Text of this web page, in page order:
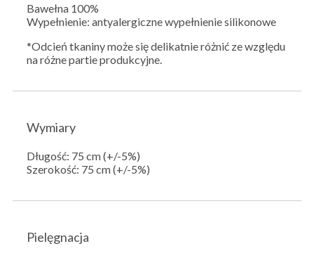
Bawełna 100%
Wypełnienie: antyalergiczne wypełnienie silikonowe
*Odcień tkaniny może się delikatnie różnić ze względu
na różne partie produkcyjne.
Wymiary
Długość: 75 cm (+/-5%)
Szerokość: 75 cm (+/-5%)
Pielęgnacja